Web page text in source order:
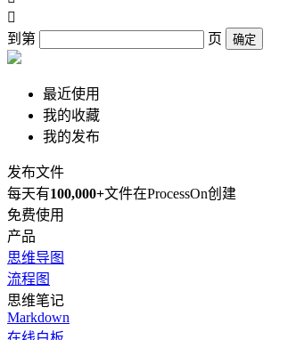

到第
页 确定
最近使用
我的收藏
我的发布
发布文件
每天有100,000+文件在ProcessOn创建
免费使用
产品
思维导图
流程图
思维笔记
Markdown